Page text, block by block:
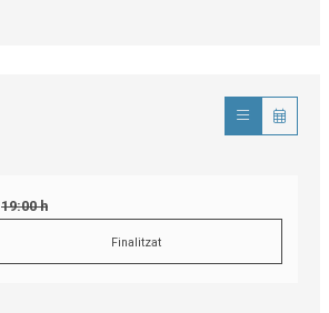
19:00 h
Finalitzat